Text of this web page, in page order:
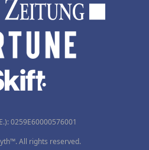
0259Ε60000576001
All rights reserved.